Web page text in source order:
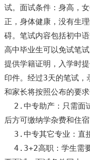
试。面试条件：身高，
正，身体健康，没有生
碍。笔试内容包括初中
高中毕业生可以免试笔
提供学籍证明，入学时
印件。经过3天的笔试，
和家长将按照公布的要求
2.中专助产：只需面
后方可缴纳学杂费和住宿
3.中专其它专业：直接
4.3+2高职：学生需要